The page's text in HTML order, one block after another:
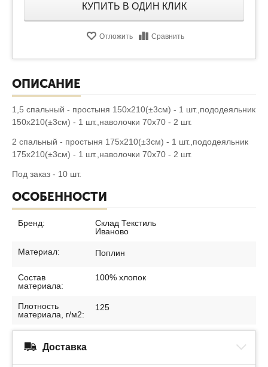
КУПИТЬ В ОДИН КЛИК
Отложить Сравнить
ОПИСАНИЕ
1,5 спальный - простыня 150х210(±3см) - 1 шт.,пододеяльник
150х210(±3см) - 1 шт.,наволочки 70х70 - 2 шт.
2 спальный - простыня 175х210(±3см) - 1 шт.,пододеяльник
175х210(±3см) - 1 шт.,наволочки 70х70 - 2 шт.
Под заказ - 10 шт.
ОСОБЕННОСТИ
Бренд:
Склад Текстиль
Иваново
Материал: Поплин
Состав
материала:
100% хлопок
Плотность
материала, г/м2:
125
Доставка